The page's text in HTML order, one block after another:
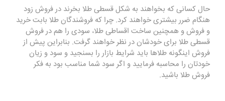
حال کسانی که بخواهند به شکل قسطی طلا بخرند در فروش زود
هنگام ضرر بیشتری خواهند کرد. چرا که فروشندگان طلا بابت خرید
و فروش و همچنین ساخت اقساطی طلا، سودی را هم در فروش
قسطی طلا برای خودشان در نظر خواهند گرفت. بنابراین پیش از
فروش اینگونه طلاها باید شرایط بازار را بسنجید و سود و زیان
خودتان را محاسبه فرمایید و اگر سود شما مناسب بود به فکر
فروش طلا باشید.